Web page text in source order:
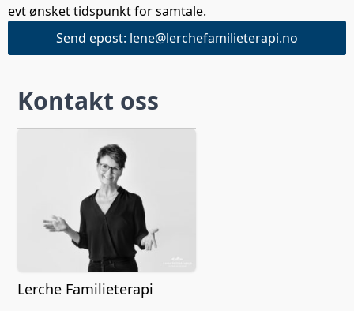
evt ønsket tidspunkt for samtale.
Send epost: lene@lerchefamilieterapi.no
Kontakt oss
Lerche Familieterapi